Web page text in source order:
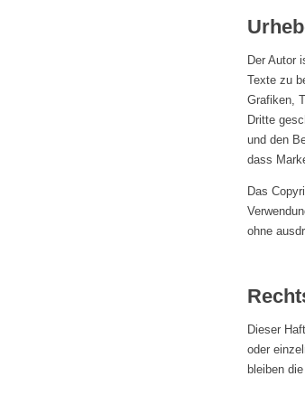
Der Autor
Texte zu
Grafiken,
Dritte
und den
dass
Das
ohne
Dieser
oder
bleiben